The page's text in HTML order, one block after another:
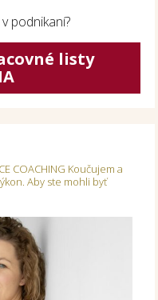
podnikaní?
listy
COACHING Koučujem a
Aby ste mohli byť